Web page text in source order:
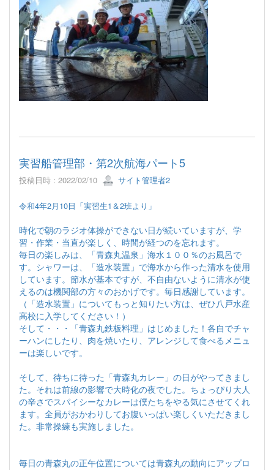
実習船管理部・第2次航海パート5
投稿日時 : 2022/02/10 サイト管理者2
令和4年2月10日「実習生1＆2班より」
時化で朝のラジオ体操ができない日が続いていますが、学
習・作業・当直が楽しく、時間が経つのを忘れます。
毎日の楽しみは、「青森丸温泉」海水１００％のお風呂で
す。シャワーは、「造水装置」で海水から作った清水を使用
しています。節水が基本ですが、不自由ないように清水が使
えるのは機関部の方々のおかげです。毎日感謝しています。
（「造水装置」についてもっと知りたい方は、ぜひ八戸水産
高校に入学してください！）
そして・・・「青森丸鉄板料理」はじめました！各自でチャ
ーハンにしたり、肉を焼いたり、アレンジして食べるメニュ
ーは楽しいです。
そして、待ちに待った「青森丸カレー」の日がやってきまし
た。それは前線の影響で大時化の夜でした。ちょっぴり大人
の辛さでスパイシーなカレーは僕たちをやる気にさせてくれ
ます。全員がおかわりしてお腹いっぱい楽しくいただきまし
た。非常操練も実施しました。
毎日の青森丸の正午位置については青森丸の動向にアップロ